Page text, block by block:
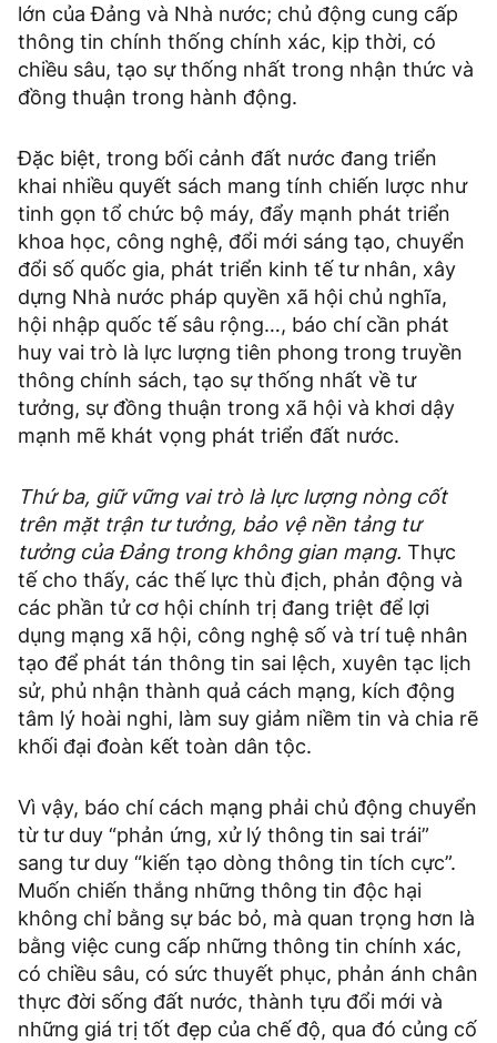
lớn của Đảng và Nhà nước; chủ động cung cấp
thông tin chính thống chính xác, kịp thời, có
chiều sâu, tạo sự thống nhất trong nhận thức và
đồng thuận trong hành động.
Đặc biệt, trong bối cảnh đất nước đang triển
khai nhiều quyết sách mang tính chiến lược như
tinh gọn tổ chức bộ máy, đẩy mạnh phát triển
khoa học, công nghệ, đổi mới sáng tạo, chuyển
đổi số quốc gia, phát triển kinh tế tư nhân, xây
dựng Nhà nước pháp quyền xã hội chủ nghĩa,
hội nhập quốc tế sâu rộng…, báo chí cần phát
huy vai trò là lực lượng tiên phong trong truyền
thông chính sách, tạo sự thống nhất về tư
tưởng, sự đồng thuận trong xã hội và khơi dậy
mạnh mẽ khát vọng phát triển đất nước.
Thứ ba, giữ vững vai trò là lực lượng nòng cốt
trên mặt trận tư tưởng, bảo vệ nền tảng tư
tưởng của Đảng trong không gian mạng. Thực
tế cho thấy, các thế lực thù địch, phản động và
các phần tử cơ hội chính trị đang triệt để lợi
dụng mạng xã hội, công nghệ số và trí tuệ nhân
tạo để phát tán thông tin sai lệch, xuyên tạc lịch
sử, phủ nhận thành quả cách mạng, kích động
tâm lý hoài nghi, làm suy giảm niềm tin và chia rẽ
khối đại đoàn kết toàn dân tộc.
Vì vậy, báo chí cách mạng phải chủ động chuyển
từ tư duy “phản ứng, xử lý thông tin sai trái”
sang tư duy “kiến tạo dòng thông tin tích cực”.
Muốn chiến thắng những thông tin độc hại
không chỉ bằng sự bác bỏ, mà quan trọng hơn là
bằng việc cung cấp những thông tin chính xác,
có chiều sâu, có sức thuyết phục, phản ánh chân
thực đời sống đất nước, thành tựu đổi mới và
những giá trị tốt đẹp của chế độ, qua đó củng cố